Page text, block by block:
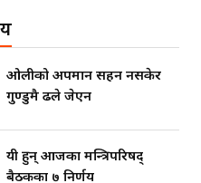
ओलीको अपमान सहन नसकेर
गुण्डुमै ढले जेएन
यी हुन् आजका मन्त्रिपरिषद्
बैठकका ७ निर्णय